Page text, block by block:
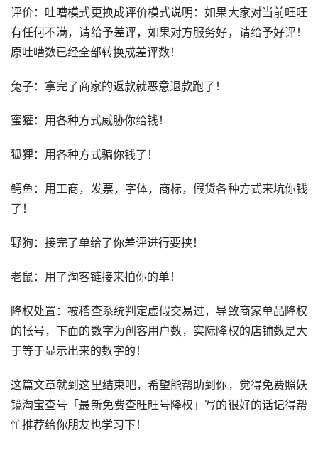
评价：吐嘈模式更换成评价模式说明：如果大家对当前旺旺
有任何不满，请给予差评，如果对方服务好，请给予好评！
原吐嘈数已经全部转换成差评数！
兔子：拿完了商家的返款就恶意退款跑了！
蜜獾：用各种方式威胁你给钱！
狐狸：用各种方式骗你钱了！
鳄鱼：用工商，发票，字体，商标，假货各种方式来坑你钱
了！
野狗：接完了单给了你差评进行要挟！
老鼠：用了淘客链接来拍你的单！
降权处置：被稽查系统判定虚假交易过，导致商家单品降权
的帐号，下面的数字为创客用户数，实际降权的店铺数是大
于等于显示出来的数字的！
这篇文章就到这里结束吧，希望能帮助到你，觉得免费照妖
镜淘宝查号「最新免费查旺旺号降权」写的很好的话记得帮
忙推荐给你朋友也学习下！